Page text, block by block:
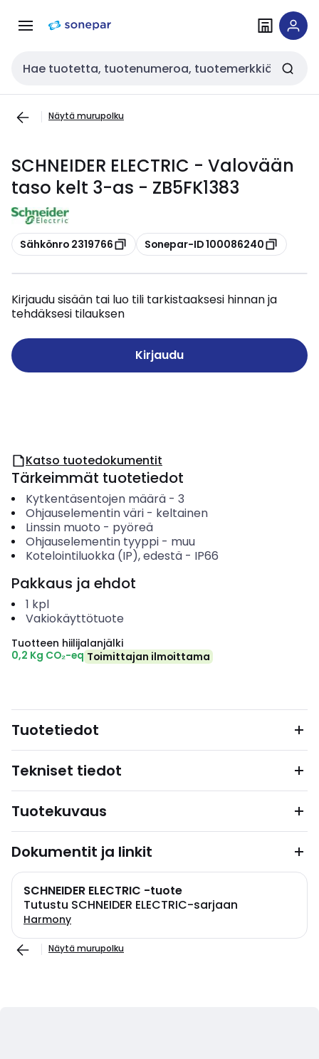
navigointiinsisältöön
Haku
Näytä murupolku
SCHNEIDER ELECTRIC - Valovään
taso kelt 3-as - ZB5FK1383
Kopioi
Sähkönro 2319766 Kopioi
Sonepar-ID 100086240
Kirjaudu sisään tai luo tili tarkistaaksesi hinnan ja
tehdäksesi tilauksen
Kirjaudu
Katso tuotedokumentit
Tärkeimmät tuotetiedot
Kytkentäsentojen määrä- 3
Ohjauselementin väri- keltainen
Linssin muoto - pyöreä
Ohjauselementin tyyppi- muu
Kotelointiluokka (IP), edestä- IP66
Pakkaus ja ehdot
1 kpl
Vakiokäyttötuote
Tuotteen hiilijalanjälki
0,2 Kg CO₂-eq Toimittajan ilmoittama
Tuotetiedot
Tekniset tiedot
Tuotekuvaus
Dokumentit ja linkit
SCHNEIDER ELECTRIC -tuote
Tutustu SCHNEIDER ELECTRIC-sarjaan
Harmony
Näytä murupolku